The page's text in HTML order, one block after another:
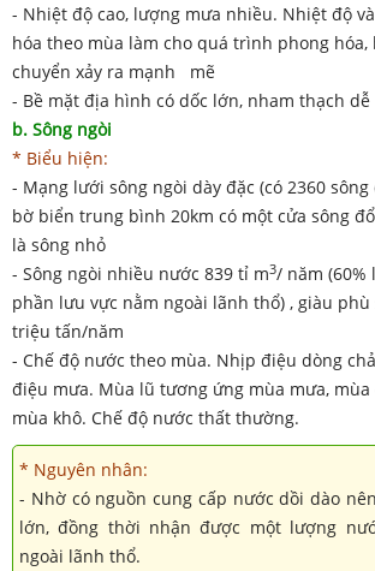
- Nhiệt độ cao, lượng mưa nhiều. Nhiệt độ
hóa theo mùa làm cho quá trình phong hóa,
chuyển xảy ra mạnh mẽ
- Bề mặt địa hình có dốc lớn, nham thạch
b. Sông ngòi
* Biểu hiện:
- Mạng lưới sông ngòi dày đặc (có 2360
bờ biển trung bình 20km có một cửa sông
là sông nhỏ
- Sông ngòi nhiều nước 839 tỉ m3/ năm
phần lưu vực nằm ngoài lãnh thổ) , giàu phù
triệu tấn/năm
- Chế độ nước theo mùa. Nhịp điệu dòng
điệu mưa. Mùa lũ tương ứng mùa mưa,
mùa khô. Chế độ nước thất thường.
* Nguyên nhân:
- Nhờ có nguồn cung cấp nước dồi dào
lớn, đồng thời nhận được một lượng
ngoài lãnh thổ.